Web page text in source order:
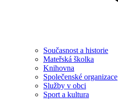
Současnost a historie
Mateřská školka
Knihovna
Společenské organizace
Služby v obci
Sport a kultura